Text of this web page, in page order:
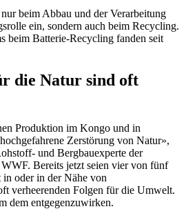
beim Abbau und der Verarbeitung
ein, sondern auch beim Recycling.
beim Batterie-Recycling fanden seit
die Natur sind oft
Produktion im Kongo und in
Zerstörung von Natur»,
und Bergbauexperte der
Bereits jetzt seien vier von fünf
oder in der Nähe von
verheerenden Folgen für die Umwelt.
dem entgegenzuwirken.